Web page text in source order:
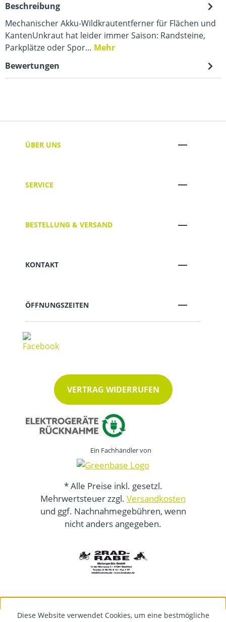
Beschreibung
Mechanischer Akku-Wildkrautentferner für Flächen und
KantenUnkraut hat leider immer Saison: Randsteine,
Parkplätze oder Spor… Mehr
Bewertungen
ÜBER UNS
SERVICE
BESTELLUNG & VERSAND
KONTAKT
ÖFFNUNGSZEITEN
VERTRAG WIDERRUFEN
Ein Fachhändler von
* Alle Preise inkl. gesetzl.
Mehrwertsteuer zzgl. Versandkosten
und ggf. Nachnahmegebühren, wenn
nicht anders angegeben.
Diese Website verwendet Cookies, um eine bestmögliche